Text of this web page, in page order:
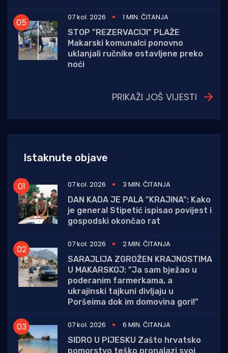
07 kol. 2026
1 MIN. ČITANJA
STOP "REZERVACIJI" PLAŽE
Makarski komunalci ponovno
uklanjali ručnike ostavljene preko
noći
PRIKAŽI JOŠ VIJESTI
Istaknute objave
07 kol. 2026
3 MIN. ČITANJA
DAN KADA JE PALA "KRAJINA": Kako
je general Stipetić ispisao povijest i
gospodski okončao rat
07 kol. 2026
2 MIN. ČITANJA
SARAJLIJA ZGROŽEN KRAJNOSTIMA
U MAKARSKOJ: "Ja sam bježao u
poderanim farmerkama, a
ukrajinski tajkuni divljaju u
Poršeima dok im domovina gori!"
07 kol. 2026
6 MIN. ČITANJA
SIDRO U PIJESKU Zašto hrvatsko
pomorstvo teško pronalazi svoj